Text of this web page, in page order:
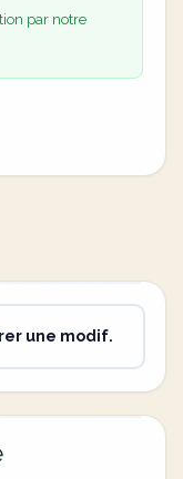
par notre
une modif.